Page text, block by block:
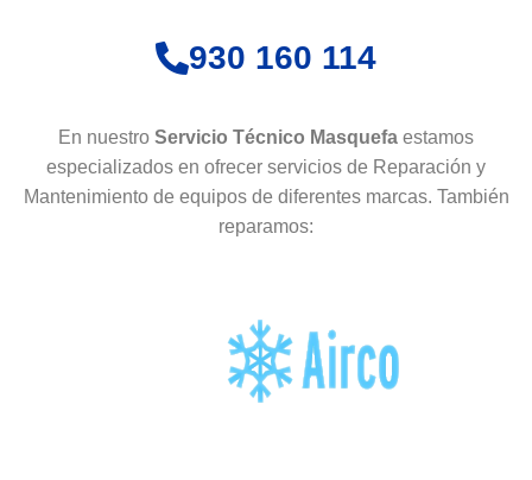
930 160 114
En nuestro Servicio Técnico Masquefa estamos
especializados en ofrecer servicios de Reparación y
Mantenimiento de equipos de diferentes marcas. También
reparamos: